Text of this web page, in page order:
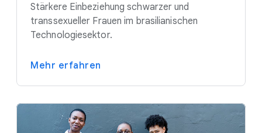
Stärkere Einbeziehung schwarzer und
transsexueller Frauen im brasilianischen
Technologiesektor.
Mehr erfahren